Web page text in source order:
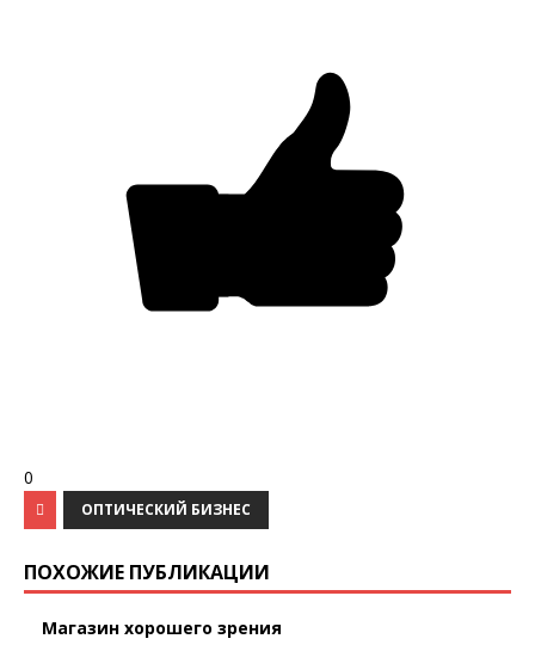
0
ОПТИЧЕСКИЙ БИЗНЕС
ПОХОЖИЕ ПУБЛИКАЦИИ
Магазин хорошего зрения